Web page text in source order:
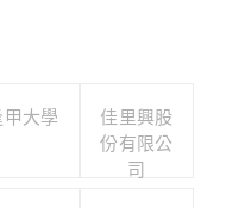
大學
佳里興股
份有限公
司